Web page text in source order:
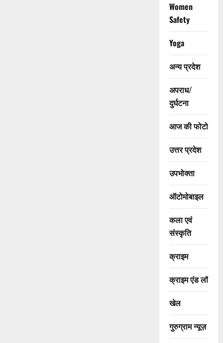
Women
Safety
Yoga
अन्य प्रदेश
अपराध/
दुर्घटना
आज की फोटो
उत्तर प्रदेश
उपभोक्ता
ऑटोमोबाइल
कला एवं
संस्कृति
क्राइम
क्राइम एंड लॉ
खेल
गुरुग्राम न्यूज़